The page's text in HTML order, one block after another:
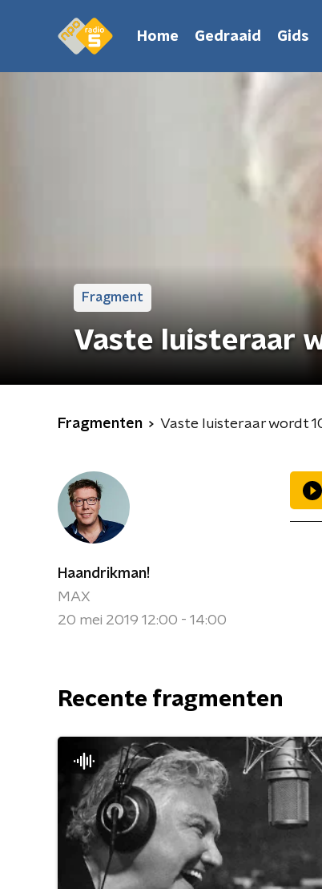
Home Gedraaid Gids
Fragment
Vaste luisteraar
Fragmenten Vaste luisteraar wordt
Haandrikman!
MAX
20 mei 2019 12:00 - 14:00
Recente fragmenten